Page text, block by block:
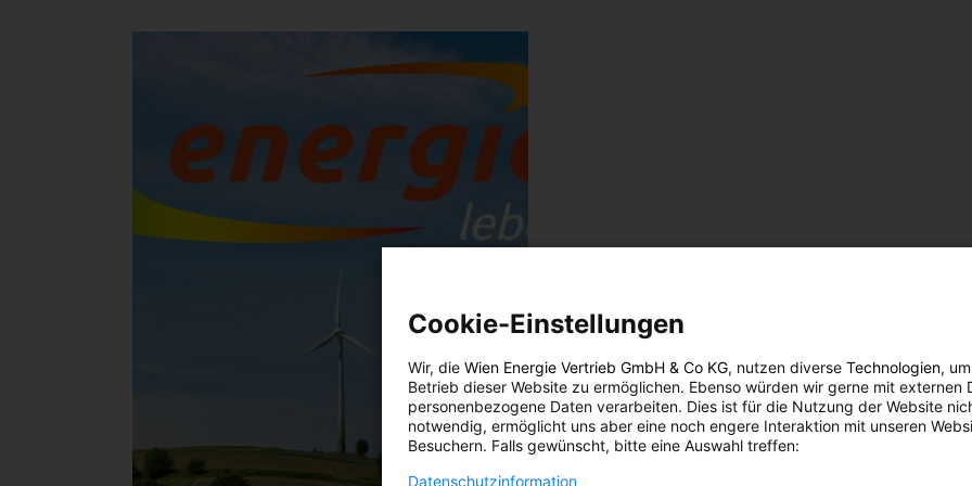
Cookie-Einstellungen
Wir, die Wien Energie Vertrieb GmbH & Co KG, nutzen diverse Technologien,
Betrieb dieser Website zu ermöglichen. Ebenso würden wir gerne mit externen
personenbezogene Daten verarbeiten. Dies ist für die Nutzung der Website
notwendig, ermöglicht uns aber eine noch engere Interaktion mit unseren
Besuchern. Falls gewünscht, bitte eine Auswahl treffen:
Datenschutzinformation